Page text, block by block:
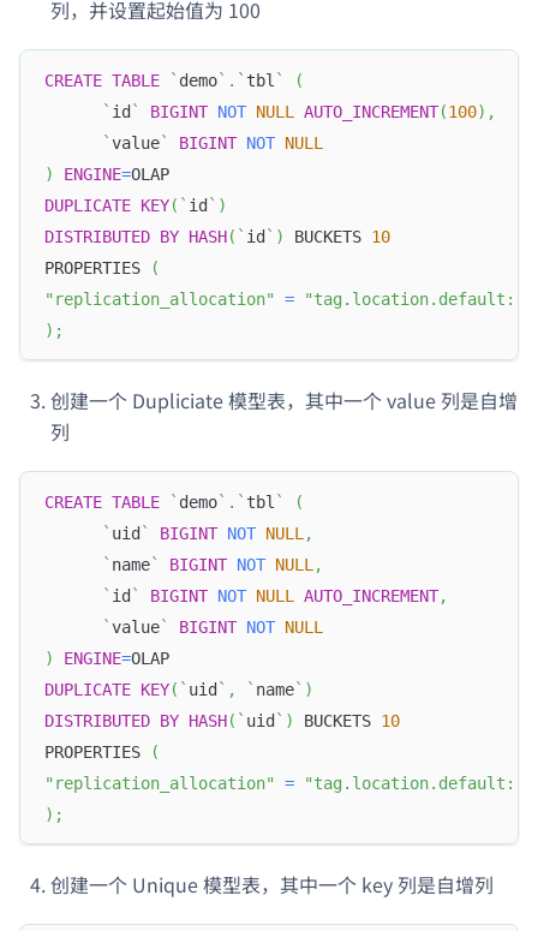
列，并设置起始值为 100
CREATE TABLE ` demo` . ` tbl `
(
` id ` BIGINT NOT NULL AUTO_INCREMENT(100) ,
`value` BIGINT NOT NULL
)
ENGINE=OLAP
DUPLICATE KEY( ` id ` )
DISTRIBUTED BY HASH( ` id ` ) BUCKETS 10
PROPERTIES
(
"replication_allocation"
=
"tag.location.default:
) ;
创建一个 Dupliciate 模型表，其中一个 value 列是自增
列
CREATE TABLE ` demo` . ` tbl `
(
` uid ` BIGINT NOT NULL ,
` name` BIGINT NOT NULL ,
` id ` BIGINT NOT NULL AUTO_INCREMENT,
`value` BIGINT NOT NULL
)
ENGINE=OLAP
DUPLICATE KEY( ` uid ` , ` name` )
DISTRIBUTED BY HASH( ` uid ` ) BUCKETS 10
PROPERTIES
(
"replication_allocation"
=
"tag.location.default:
) ;
创建一个 Unique 模型表，其中一个 key 列是自增列